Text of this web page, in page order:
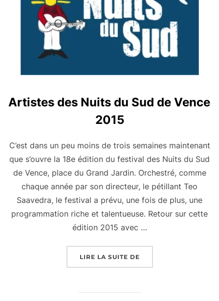
Artistes des Nuits du Sud de Vence
2015
C’est dans un peu moins de trois semaines maintenant
que s’ouvre la 18e édition du festival des Nuits du Sud
de Vence, place du Grand Jardin. Orchestré, comme
chaque année par son directeur, le pétillant Teo
Saavedra, le festival a prévu, une fois de plus, une
programmation riche et talentueuse. Retour sur cette
édition 2015 avec …
LIRE LA SUITE DE« ARTISTES DES